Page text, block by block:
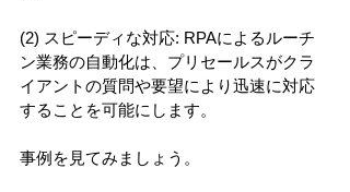
(2) スピーディな対応: RPAによるルーチ
ン業務の自動化は、プリセールスがクラ
イアントの質問や要望により迅速に対応
することを可能にします。
事例を見てみましょう。